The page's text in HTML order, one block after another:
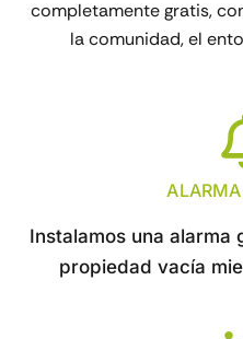
completamente gratis,
la comunidad, el
Instalamos una
propiedad vacía